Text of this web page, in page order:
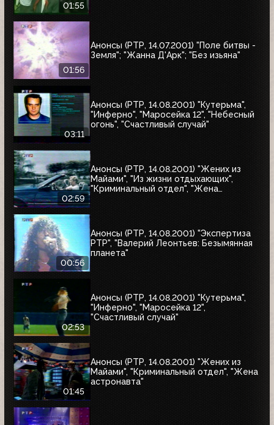
01:55
01:56
Анонсы (РТР, 14.07.2001) "Поле битвы -
Земля"; "Жанна Д'Арк"; "Без изьяна"
03:11
Анонсы (РТР, 14.08.2001) "Кутерьма",
"Инферно", "Маросейка 12", "Небесный
огонь", "Счастливый случай"
02:59
Анонсы (РТР, 14.08.2001) "Жених из
Майами", "Из жизни отдыхающих",
"Криминальный отдел", "Жена
00:56
Анонсы (РТР, 14.08.2001) "Экспертиза
РТР", "Валерий Леонтьев: Безымянная
планета"
02:53
Анонсы (РТР, 14.08.2001) "Кутерьма",
"Инферно", "Маросейка 12",
"Счастливый случай"
01:45
Анонсы (РТР, 14.08.2001) "Жених из
Майами", "Криминальный отдел", "Жена
астронавта"